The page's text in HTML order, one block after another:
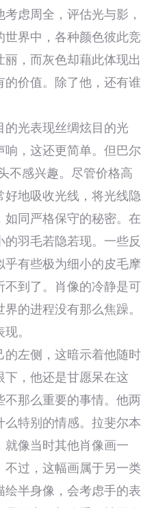
虑周全，评估光与影，
世界中，各种颜色彼此竞
，而灰色却藉此体现出
的价值。除了他，还有谁
光表现丝绸炫目的光
响，这还更简单。但巴尔
不感兴趣。尽管价格高
好地吸收光线，将光线隐
同严格保守的秘密。在
羽毛若隐若现。一些反
有些极为细小的皮毛摩
到了。肖像的冷静是可
的进程没有那么焦躁。
。
左侧，这暗示着他随时
下，他还是甘愿呆在这
不那么重要的事情。他两
特别的情感。拉斐尔本
像当时其他肖像画一
不过，这幅画属于另一类
绘半身像，会考虑手的表